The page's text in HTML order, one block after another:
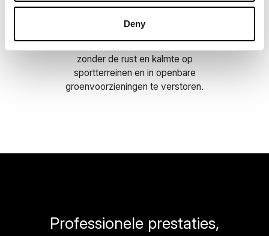
Deny
Geen geluidsoverlast
Uw professionele robotmaaier
werkt fluisterstil (max. 52 dB(A))
zonder de rust en kalmte op
sportterreinen en in openbare
groenvoorzieningen te verstoren.
Professionele prestaties,